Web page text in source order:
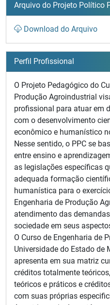
Arquivo do Projeto Político
Download do Arquivo
Perfil Profissional
O Projeto Pedagógico do
Produção Agroindustrial
profissional para atuar em
com o desenvolvimento
econômico e humanístico
Nesse sentido, o PPC se
entre ensino e
as legislações específicas
adequada formação
humanística para o
Engenharia de Produção
atendimento das
sociedade em seus
O Curso de Engenharia de
Universidade do Estado de
apresenta em sua matriz
créditos totalmente
teóricos e práticos e
com suas próprias